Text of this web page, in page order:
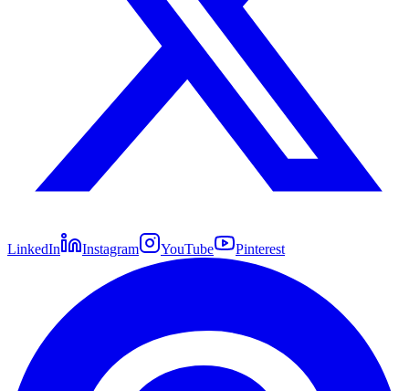
LinkedIn Instagram YouTube Pinterest